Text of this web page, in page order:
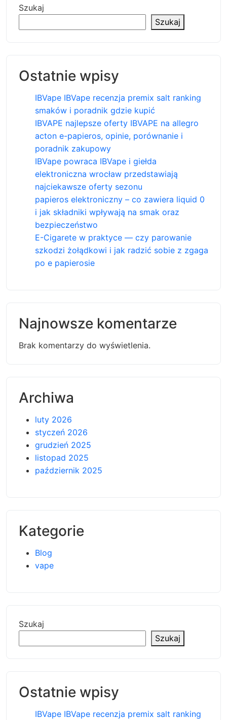
Szukaj
Szukaj
Ostatnie wpisy
IBVape IBVape recenzja premix salt ranking
smaków i poradnik gdzie kupić
IBVAPE najlepsze oferty IBVAPE na allegro
acton e-papieros, opinie, porównanie i
poradnik zakupowy
IBVape powraca IBVape i giełda
elektroniczna wrocław przedstawiają
najciekawsze oferty sezonu
papieros elektroniczny – co zawiera liquid 0
i jak składniki wpływają na smak oraz
bezpieczeństwo
E-Cigarete w praktyce — czy parowanie
szkodzi żołądkowi i jak radzić sobie z zgaga
po e papierosie
Najnowsze komentarze
Brak komentarzy do wyświetlenia.
Archiwa
luty 2026
styczeń 2026
grudzień 2025
listopad 2025
październik 2025
Kategorie
Blog
vape
Szukaj
Szukaj
Ostatnie wpisy
IBVape IBVape recenzja premix salt ranking